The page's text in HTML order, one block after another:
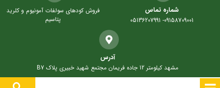
شماره تماس
09158709001- 05136207991
فروش کودهای سولفات آمونیوم و کلرید
پتاسیم
آدرس
مشهد کیلومتر 12 جاده فریمان مجتمع شهید خبیری پلاک B7